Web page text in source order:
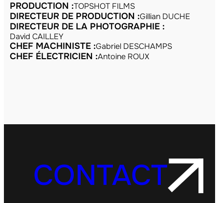
PRODUCTION :TOPSHOT FILMS
DIRECTEUR DE PRODUCTION :Gillian DUCHE
DIRECTEUR DE LA PHOTOGRAPHIE :
David CAILLEY
CHEF MACHINISTE :Gabriel DESCHAMPS
CHEF ÉLECTRICIEN :Antoine ROUX
CONTACT